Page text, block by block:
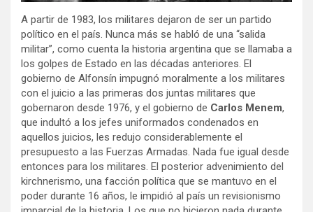
A partir de 1983, los militares dejaron de ser un partido
político en el país. Nunca más se habló de una “salida
militar”, como cuenta la historia argentina que se llamaba a
los golpes de Estado en las décadas anteriores. El
gobierno de Alfonsín impugnó moralmente a los militares
con el juicio a las primeras dos juntas militares que
gobernaron desde 1976, y el gobierno de Carlos Menem,
que indultó a los jefes uniformados condenados en
aquellos juicios, les redujo considerablemente el
presupuesto a las Fuerzas Armadas. Nada fue igual desde
entonces para los militares. El posterior advenimiento del
kirchnerismo, una facción política que se mantuvo en el
poder durante 16 años, le impidió al país un revisionismo